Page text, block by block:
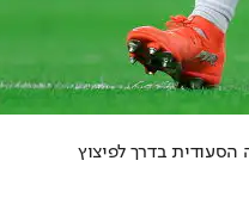
בדרך לפיצוץ